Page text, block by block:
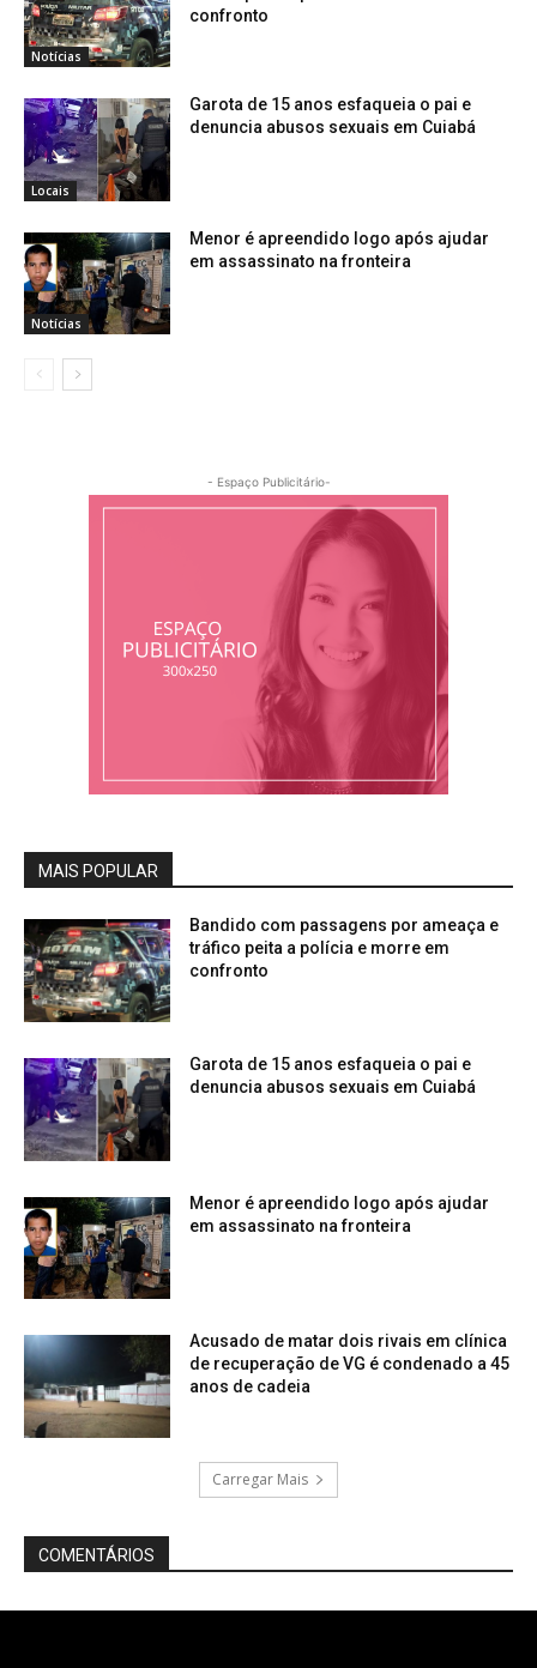
Notícias
confronto
Locais
Garota de 15 anos esfaqueia o pai e
denuncia abusos sexuais em Cuiabá
Notícias
Menor é apreendido logo após ajudar
em assassinato na fronteira
- Espaço Publicitário-
MAIS POPULAR
Bandido com passagens por ameaça e
tráfico peita a polícia e morre em
confronto
Garota de 15 anos esfaqueia o pai e
denuncia abusos sexuais em Cuiabá
Menor é apreendido logo após ajudar
em assassinato na fronteira
Acusado de matar dois rivais em clínica
de recuperação de VG é condenado a 45
anos de cadeia
Carregar Mais
COMENTÁRIOS